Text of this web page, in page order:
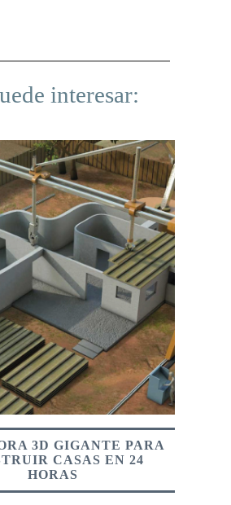
interesar:
3D GIGANTE PARA
CASAS EN 24
HORAS